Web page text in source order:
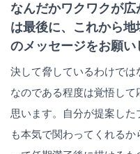
なんだかワクワクが
は最後に、これから
のメッセージをお願い
決して脅しているわけで
なのである程度は覚悟し
思います。自分が提案し
も本気で関わってくれる